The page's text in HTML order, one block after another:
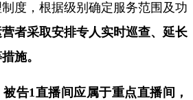
度，根据级别确定服务范围及功
者采取安排专人实时巡查、延长
施。
告1 直播间应属于重点直播间，